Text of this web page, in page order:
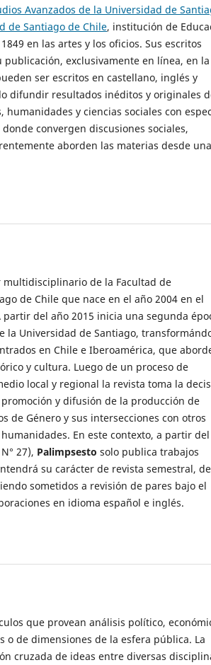
Avanzados de la Universidad de
de Santiago de Chile, institución de
en las artes y los oficios. Sus escritos
exclusivamente en línea, en la
ser escritos en castellano, inglés y
difundir resultados inéditos y originales
y ciencias sociales con
convergen discusiones sociales,
aborden las materias desde una
de la Facultad de
de Chile que nace en el año 2004 en el
del año 2015 inicia una segunda
la Universidad de Santiago,
en Chile e Iberoamérica, que
y cultura. Luego de un proceso de
local y regional la revista toma la
y difusión de la producción de
de Género y sus intersecciones con otros
En este contexto, a partir del
27), Palimpsesto solo publica trabajos
su carácter de revista semestral, de
sometidos a revisión de pares bajo el
en idioma español e inglés.
que provean análisis político,
de dimensiones de la esfera pública. La
cruzada de ideas entre diversas